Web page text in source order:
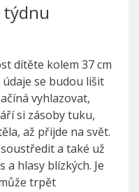
týdnu
dítěte kolem 37 cm
se budou lišit
vyhlazovat,
si zásoby tuku,
až přijde na svět.
a také už
a hlasy blízkých. Je
trpět